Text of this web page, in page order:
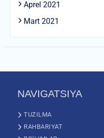
Aprel 2021
Mart 2021
NAVIGATSIYA
TUZILMA
RAHBARIYAT